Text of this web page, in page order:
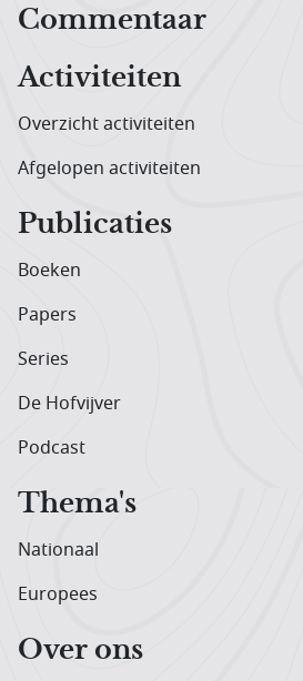
Hoofdnavigatiemenu
Commentaar
Activiteiten
Overzicht activiteiten
Afgelopen activiteiten
Publicaties
Boeken
Papers
Series
De Hofvijver
Podcast
Thema's
Nationaal
Europees
Over ons